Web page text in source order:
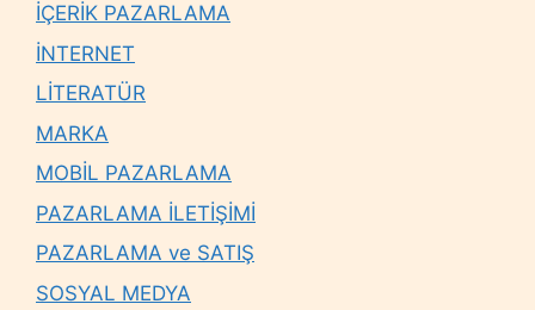
İÇERİK PAZARLAMA
İNTERNET
LİTERATÜR
MARKA
MOBİL PAZARLAMA
PAZARLAMA İLETİŞİMİ
PAZARLAMA ve SATIŞ
SOSYAL MEDYA